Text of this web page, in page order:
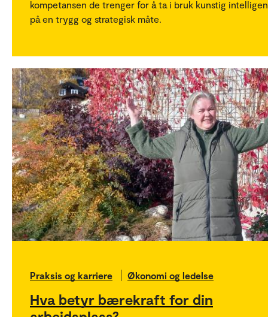
kompetansen de trenger for å ta i bruk kunstig
på en trygg og strategisk måte.
Praksis og karriere Økonomi og ledelse
Hva betyr bærekraft for din